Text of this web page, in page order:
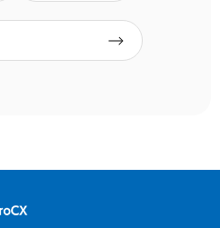
NTTマーケティングアクト